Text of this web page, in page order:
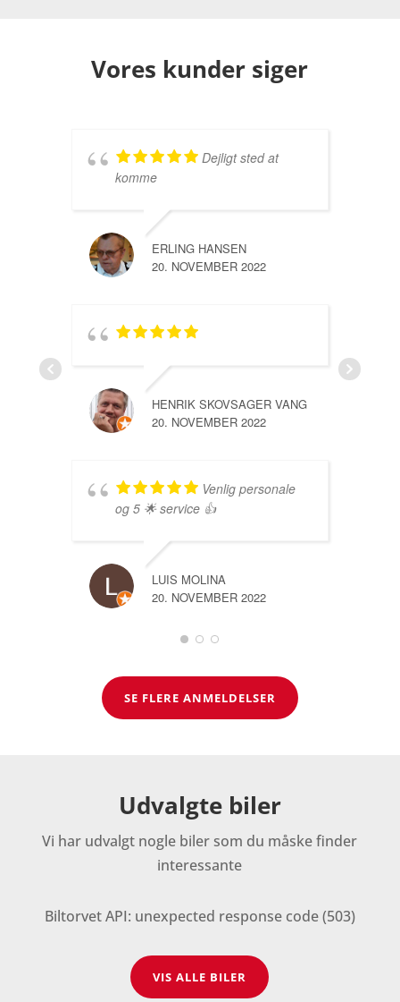
Vores kunder siger
Dejligt sted at
komme
ERLING HANSEN
20. NOVEMBER 2022
HENRIK SKOVSAGER VANG
20. NOVEMBER 2022
Venlig personale
og 5 🌟 service 👍
LUIS MOLINA
20. NOVEMBER 2022
SE FLERE ANMELDELSER
Udvalgte biler
Vi har udvalgt nogle biler som du måske finder
interessante
Biltorvet API: unexpected response code (503)
VIS ALLE BILER